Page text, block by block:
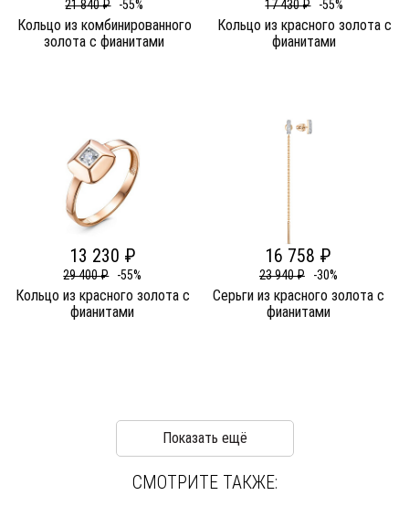
21 840 ₽ -55%
Кольцо из комбинированного
золота c фианитами
17 430 ₽ -55%
Кольцо из красного золота c
фианитами
13 230 ₽
29 400 ₽ -55%
Кольцо из красного золота c
фианитами
16 758 ₽
23 940 ₽ -30%
Серьги из красного золота c
фианитами
Показать ещё
СМОТРИТЕ ТАКЖЕ: